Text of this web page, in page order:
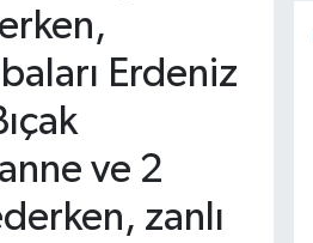
Erdeniz
ve 2
zanlı